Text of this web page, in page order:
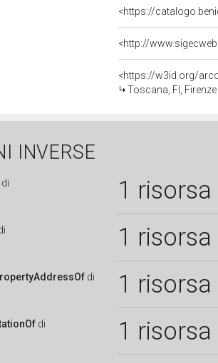
<https://
<http://
<https://w3id.org/
Toscana, FI, Firenze
INVERSE
di 1 risorsa
1 risorsa
di 1 risorsa
di 1 risorsa